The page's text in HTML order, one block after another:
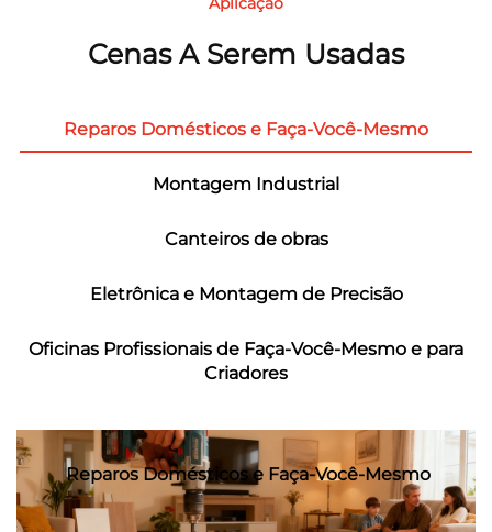
Cenas A Serem Usadas
Reparos Domésticos e Faça-Você-Mesmo
Montagem Industrial
Canteiros de obras
Eletrônica e Montagem de Precisão
Oficinas Profissionais de Faça-Você-Mesmo e para
Criadores
Reparos Domésticos e Faça-Você-Mesmo